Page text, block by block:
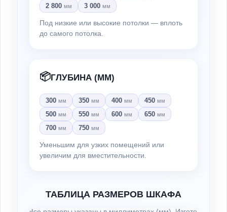
2 800 мм 3 000 мм
Под низкие или высокие потолки — вплоть
до самого потолка.
📦ГЛУБИНА (ММ)
300 мм 350 мм 400 мм 450 мм
500 мм 550 мм 600 мм 650 мм
700 мм 750 мм
Уменьшим для узких помещений или
увеличим для вместительности.
ТАБЛИЦА РАЗМЕРОВ ШКАФА